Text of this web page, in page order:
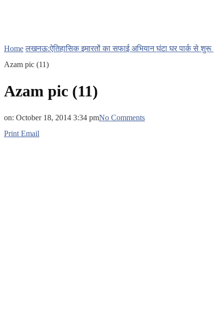
Home लखनऊ:ऐतिहासिक इमारतों का सफाई अभियान घंटा घर पार्क से शुरू
Azam pic (11)
Azam pic (11)
on: October 18, 2014 3:34 pmNo Comments
Print Email